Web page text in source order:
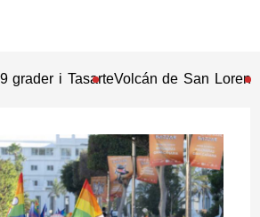
grader i TasarteVolcán de San